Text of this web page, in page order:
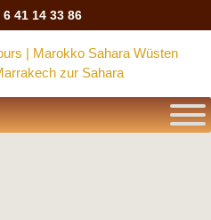
6 41 14 33 86